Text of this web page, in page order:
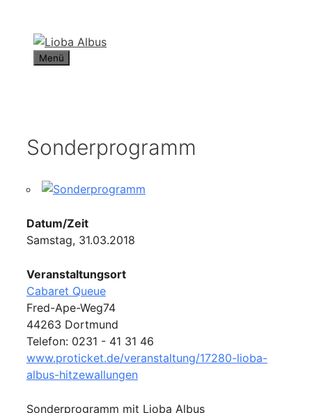
springen
Menü
Sonderprogramm
Datum/Zeit
Samstag, 31.03.2018
Veranstaltungsort
Cabaret Queue
Fred-Ape-Weg74
44263 Dortmund
Telefon: 0231 - 41 31 46
www.proticket.de/veranstaltung/17280-lioba-
albus-hitzewallungen
Sonderprogramm mit Lioba Albus